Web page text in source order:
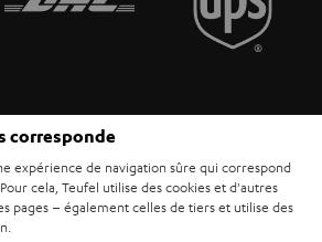
sur l’image ne font pas partie du contenu de
des batteries sont inclus dans le prix.
- Tous droits réservés.
corresponde
expérience de navigation sûre qui correspond
cela, Teufel utilise des cookies et d'autres
pages – également celles de tiers et utilise des